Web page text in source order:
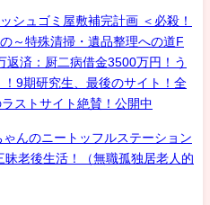
シュゴミ屋敷補完計画 ＜必殺！
～特殊清掃・遺品整理への道F
返済：厨二病借金3500万円！う
9期研究生、最後のサイト！全
ストサイト絶賛！公開中
んのニートッフルステーション
老後生活！（無職孤独居老人的